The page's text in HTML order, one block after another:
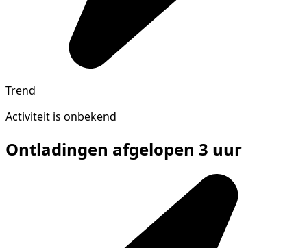
Trend
Activiteit is onbekend
Ontladingen afgelopen 3 uur